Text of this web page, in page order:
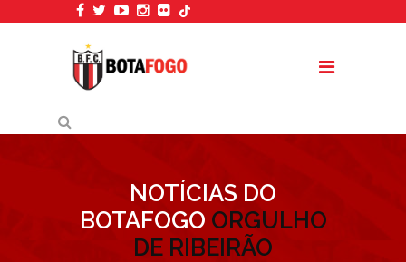
NOTÍCIAS DO
BOTAFOGO ORGULHO
DE RIBEIRÃO